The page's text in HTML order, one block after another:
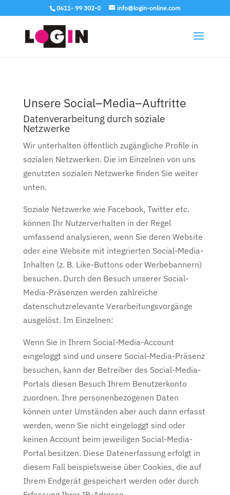
0611- 99 302-0 info@login-online.com
Unsere Social–Media–Auftritte
Datenverarbeitung durch soziale
Netzwerke
Wir unterhalten öffentlich zugängliche Profile in
sozialen Netzwerken. Die im Einzelnen von uns
genutzten sozialen Netzwerke finden Sie weiter
unten.
Soziale Netzwerke wie Facebook, Twitter etc.
können Ihr Nutzerverhalten in der Regel
umfassend analysieren, wenn Sie deren Website
oder eine Website mit integrierten Social-Media-
Inhalten (z. B. Like-Buttons oder Werbebannern)
besuchen. Durch den Besuch unserer Social-
Media-Präsenzen werden zahlreiche
datenschutzrelevante Verarbeitungsvorgänge
ausgelöst. Im Einzelnen:
Wenn Sie in Ihrem Social-Media-Account
eingeloggt sind und unsere Social-Media-Präsenz
besuchen, kann der Betreiber des Social-Media-
Portals diesen Besuch Ihrem Benutzerkonto
zuordnen. Ihre personenbezogenen Daten
können unter Umständen aber auch dann erfasst
werden, wenn Sie nicht eingeloggt sind oder
keinen Account beim jeweiligen Social-Media-
Portal besitzen. Diese Datenerfassung erfolgt in
diesem Fall beispielsweise über Cookies, die auf
Ihrem Endgerät gespeichert werden oder durch